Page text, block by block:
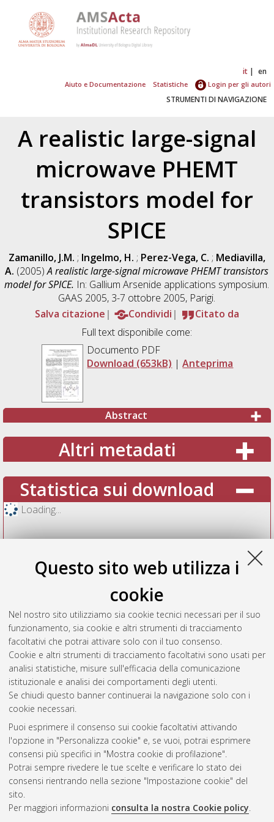
Questo sito web utilizza i
cookie
Nel nostro sito utilizziamo sia cookie tecnici necessari per il suo
funzionamento, sia cookie e altri strumenti di tracciamento
facoltativi che potrai attivare solo con il tuo consenso.
Cookie e altri strumenti di tracciamento facoltativi sono usati per
analisi statistiche, misure sull'efficacia della comunicazione
istituzionale e analisi dei comportamenti degli utenti.
Se chiudi questo banner continuerai la navigazione solo con i
cookie necessari.
Puoi esprimere il consenso sui cookie facoltativi attivando
l'opzione in "Personalizza cookie" e, se vuoi, potrai esprimere
consensi più specifici in "Mostra cookie di profilazione".
Potrai sempre rivedere le tue scelte e verificare lo stato dei
consensi rientrando nella sezione "Impostazione cookie" del
sito.
Per maggiori informazioni consulta la nostra Cookie policy.
it en
Aiuto e Documentazione Statistiche Login per gli autori
STRUMENTI DI NAVIGAZIONE
A realistic large-signal
microwave PHEMT
transistors model for
SPICE
Zamanillo, J.M. ; Ingelmo, H. ; Perez-Vega, C. ; Mediavilla,
A. (2005)A realistic large-signal microwave PHEMT transistors
model for SPICE. In: Gallium Arsenide applications symposium.
GAAS 2005, 3-7 ottobre 2005, Parigi.
Salva citazione
Condividi
Citato da
Full text disponibile come:
Documento PDF
Download (653kB) |Anteprima
Abstract
Altri metadati
Statistica sui download
Loading...
Vedi altre statistiche
Gestione del documento:
Atom
Rss
AMS Acta
ISSN: 2038-7954
re3data.org -
doi.org/10.17616/R3P19R
Servizio implementato e
Impostazioni Cookie